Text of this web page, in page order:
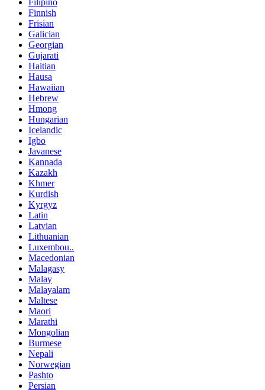
Filipino
Finnish
Frisian
Galician
Georgian
Gujarati
Haitian
Hausa
Hawaiian
Hebrew
Hmong
Hungarian
Icelandic
Igbo
Javanese
Kannada
Kazakh
Khmer
Kurdish
Kyrgyz
Latin
Latvian
Lithuanian
Luxembou..
Macedonian
Malagasy
Malay
Malayalam
Maltese
Maori
Marathi
Mongolian
Burmese
Nepali
Norwegian
Pashto
Persian